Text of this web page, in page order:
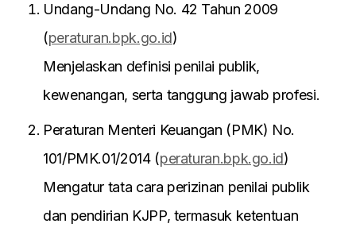
Undang-Undang No. 42 Tahun 2009
(peraturan.bpk.go.id)
Menjelaskan definisi penilai publik,
kewenangan, serta tanggung jawab profesi.
Peraturan Menteri Keuangan (PMK) No.
101/PMK.01/2014 (peraturan.bpk.go.id)
Mengatur tata cara perizinan penilai publik
dan pendirian KJPP, termasuk ketentuan